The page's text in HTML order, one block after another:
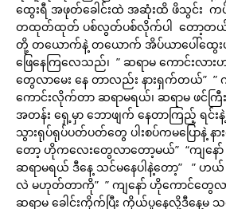
ထွေးရီ အဖုတ်ခေါင်းထဲ အဆုံးထိ ဖိသွင်း က
တထုတ်ထုတ် ပစ်လွတ်ပစ်လိုက်ပါ တော့တယ်၊ဆ
တို့ တယောက်နဲ့ တယောက် အိပ်ယာပေါ်ထွေးဖ
ဖြေနေကြလေသည်၊ ” ဆရာမ ကောင်းလာ
တွေလာမေး နေ တာလည်း နားရှက်တယ်” ”
ကောင်းလိုက်တာ ဆရာမရယ်၊ ဆရာမ ဖင်က
အတန်း ရှေ့မှာ ဘောဖျက် နေတာကြည့် ရင်း
သွားရုပ်ရုပ်ပတ်ပတ်တွေ ပါးစပ်ကမပြောနဲ့
တော့ ဟိုကလေးတွေလာတော့မယ်” “ကျနော်
ဆရာမရယ် ဒီနေ့ သင်မနေပါနဲ့တော့” ”
လဲ မဟုတ်တာကို” ” ကျနော် ဟိုကောင်တွေလ
ဆရာမ ခေါင်းကိုက်ပြီး ကိုယ်ပူနေလို့ဒီနေ့မ